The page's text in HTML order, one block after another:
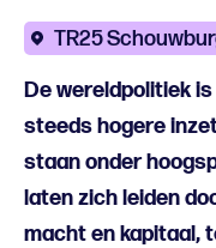
TR25
De wereldpolitiek
steeds hogere
staan onder
laten zich leiden
macht en kapitaal,